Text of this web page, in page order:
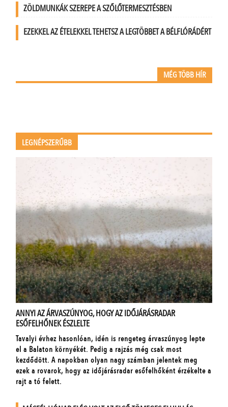
ZÖLDMUNKÁK SZEREPE A SZŐLŐTERMESZTÉSBEN
EZEKKEL AZ ÉTELEKKEL TEHETSZ A LEGTÖBBET A BÉLFLÓRÁDÉRT
MÉG TÖBB HÍR
LEGNÉPSZERŰBB